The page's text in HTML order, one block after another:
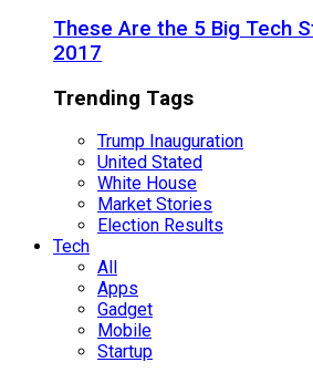
These Are the 5 Big Tech
2017
Trending Tags
Trump Inauguration
United Stated
White House
Market Stories
Election Results
Tech
All
Apps
Gadget
Mobile
Startup